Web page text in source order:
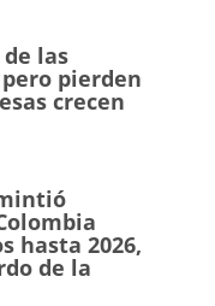
las
pierden
crecen
hasta 2026,
de la